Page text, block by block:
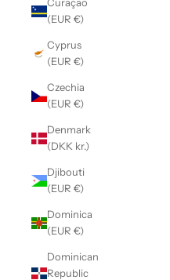
(EUR €)
Cyprus
(EUR €)
Czechia
(EUR €)
Denmark
(DKK kr.)
Djibouti
(EUR €)
Dominica
(EUR €)
Dominican
Republic